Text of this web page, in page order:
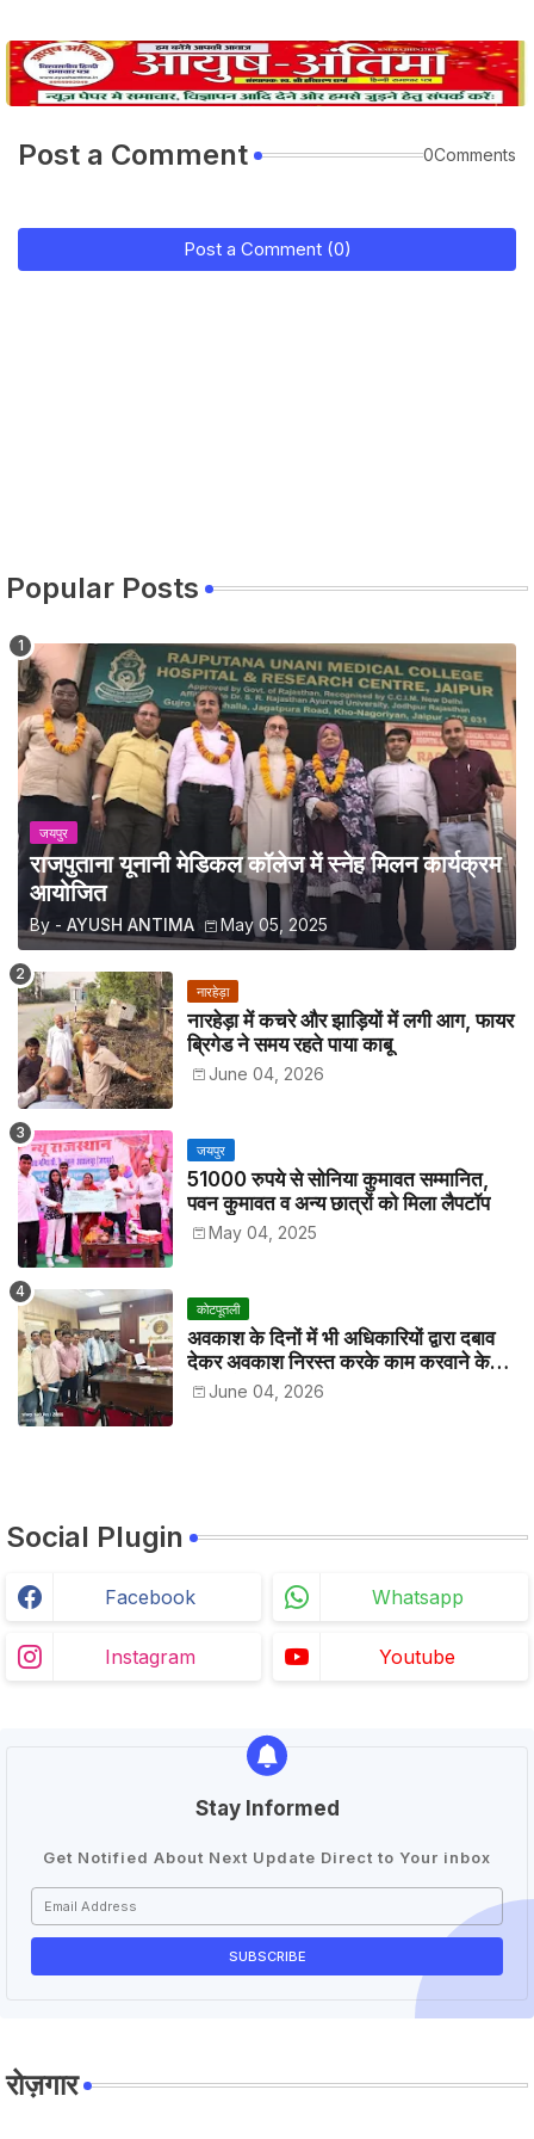
Post a Comment 0Comments
Post a Comment (0)
Popular Posts
जयपुर
राजपुताना यूनानी मेडिकल कॉलेज में स्नेह मिलन कार्यक्रम
आयोजित
By - AYUSH ANTIMA May 05, 2025
नारहेड़ा
नारहेड़ा में कचरे और झाड़ियों में लगी आग, फायर
ब्रिगेड ने समय रहते पाया काबू
June 04, 2026
जयपुर
51000 रुपये से सोनिया कुमावत सम्मानित,
पवन कुमावत व अन्य छात्रों को मिला लैपटॉप
May 04, 2025
कोटपूतली
अवकाश के दिनों में भी अधिकारियों द्वारा दबाव
देकर अवकाश निरस्त करके काम करवाने के
विरोध में कर्मचारियों ने जिला कलेक्टर को सीएस
के नाम दिया ज्ञापन
June 04, 2026
Social Plugin
Facebook Whatsapp
Instagram Youtube
Stay Informed
Get Notified About Next Update Direct to Your inbox
रोज़गार